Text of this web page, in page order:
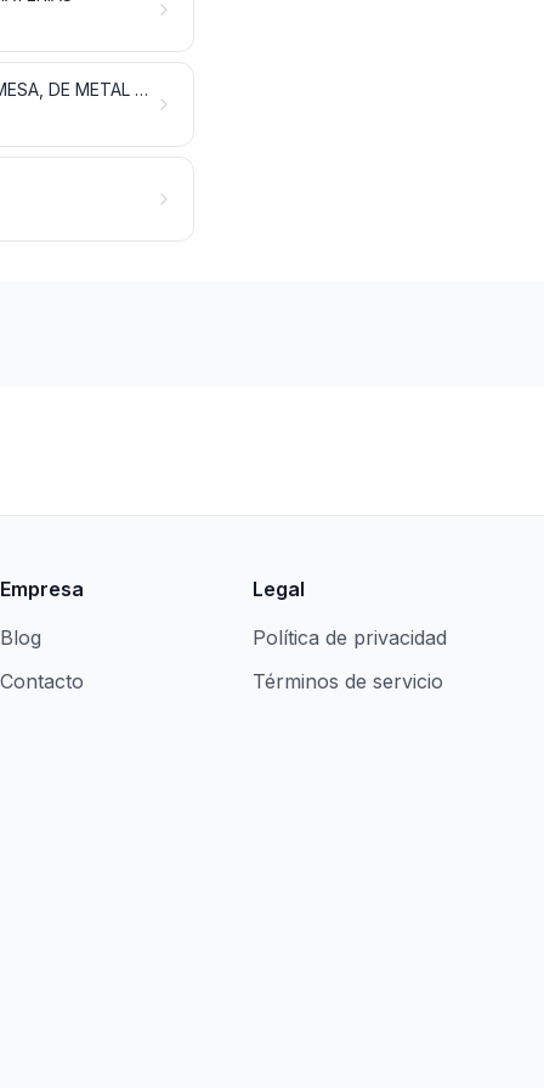
HERRAMIENTAS Y ÚTILES, ARTÍCULOS DE CUCHILLERÍA Y CUBIERTOS DE MESA, DE METAL COMÚN; PARTES DE ESTOS ARTÍCULOS, DE METAL COMÚN
Empresa
Blog
Contacto
Legal
Política de privacidad
Términos de servicio